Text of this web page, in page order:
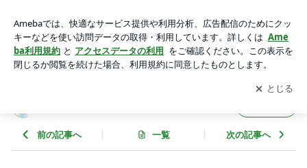
オンフーズハヤシのブログ
アプリをダウンロードして ブログの更新通知
を受け取りまし
ょう。
開く
前の記事へ 一覧 次の記事へ